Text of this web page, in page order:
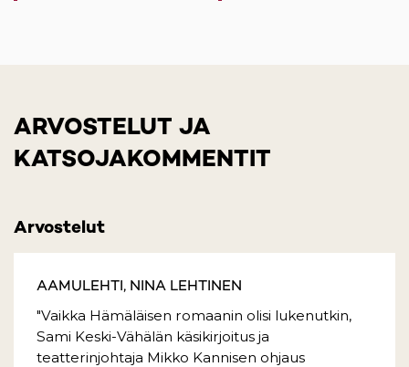
ARVOSTELUT JA
KATSOJAKOMMENTIT
Arvostelut
AAMULEHTI, NINA LEHTINEN
"Vaikka Hämäläisen romaanin olisi lukenutkin,
Sami Keski-Vähälän käsikirjoitus ja
teatterinjohtaja Mikko Kannisen ohjaus